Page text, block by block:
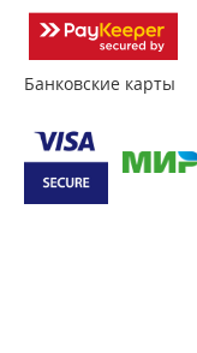
Банковские карты